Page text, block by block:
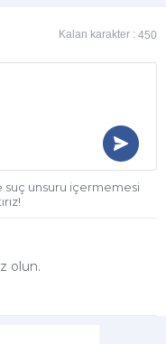
Kalan karakter : 450
suç unsuru içermemesi
olun.